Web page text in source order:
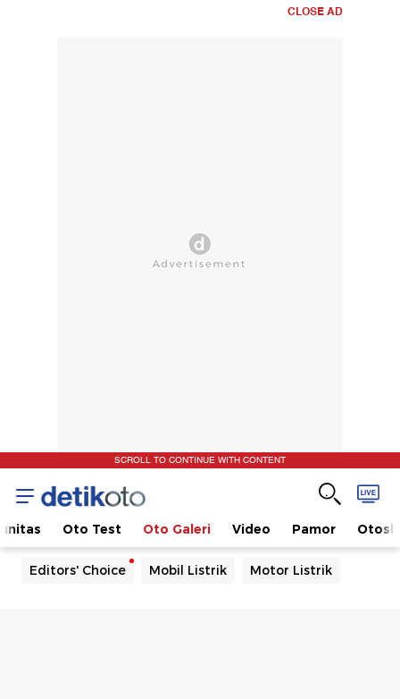
CLOSE AD
SCROLL TO CONTINUE WITH CONTENT
Oto Test Oto Galeri Video Pamor
Editors' Choice Mobil Listrik Motor Listrik